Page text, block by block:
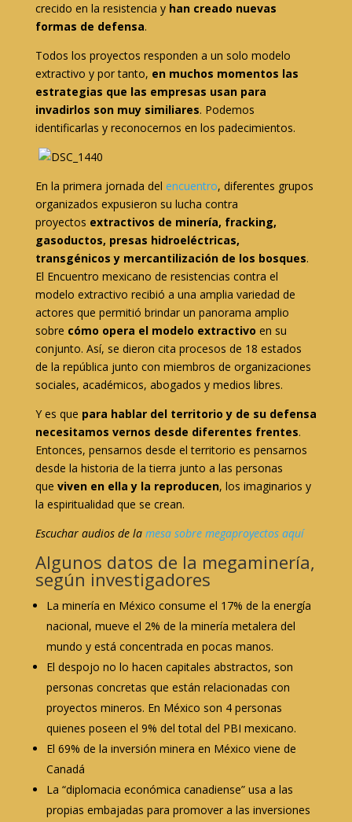
crecido en la resistencia y han creado nuevas
formas de defensa.
Todos los proyectos responden a un solo modelo
extractivo y por tanto, en muchos momentos las
estrategias que las empresas usan para
invadirlos son muy similiares. Podemos
identificarlas y reconocernos en los padecimientos.
En la primera jornada del encuentro, diferentes grupos
organizados expusieron su lucha contra
proyectos extractivos de minería, fracking,
gasoductos, presas hidroeléctricas,
transgénicos y mercantilización de los bosques.
El Encuentro mexicano de resistencias contra el
modelo extractivo recibió a una amplia variedad de
actores que permitió brindar un panorama amplio
sobre cómo opera el modelo extractivo en su
conjunto. Así, se dieron cita procesos de 18 estados
de la república junto con miembros de organizaciones
sociales, académicos, abogados y medios libres.
Y es que para hablar del territorio y de su defensa
necesitamos vernos desde diferentes frentes.
Entonces, pensarnos desde el territorio es pensarnos
desde la historia de la tierra junto a las personas
que viven en ella y la reproducen, los imaginarios y
la espiritualidad que se crean.
Escuchar audios de la mesa sobre megaproyectos aquí
Algunos datos de la megaminería,
según investigadores
La minería en México consume el 17% de la energía
nacional, mueve el 2% de la minería metalera del
mundo y está concentrada en pocas manos.
El despojo no lo hacen capitales abstractos, son
personas concretas que están relacionadas con
proyectos mineros. En México son 4 personas
quienes poseen el 9% del total del PBI mexicano.
El 69% de la inversión minera en México viene de
Canadá
La “diplomacia económica canadiense” usa a las
propias embajadas para promover a las inversiones